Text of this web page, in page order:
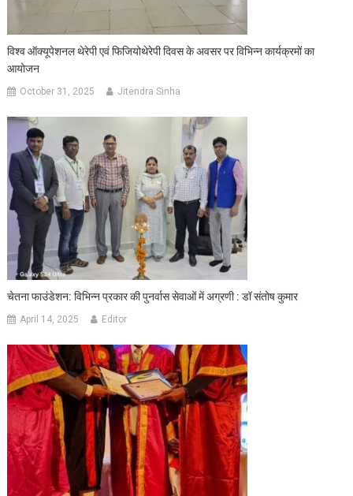
विश्व ऑक्यूपेशनल थेरेपी एवं फिजियोथेरेपी दिवस के अवसर पर विभिन्न कार्यक्रमों का
आयोजन
October 31, 2025 Jitendra Sinha
चेतना फाउंडेशन: विभिन्न प्रकार की पुनर्वास सेवाओं में अग्रणी : डॉ संतोष कुमार
April 14, 2025 Editor